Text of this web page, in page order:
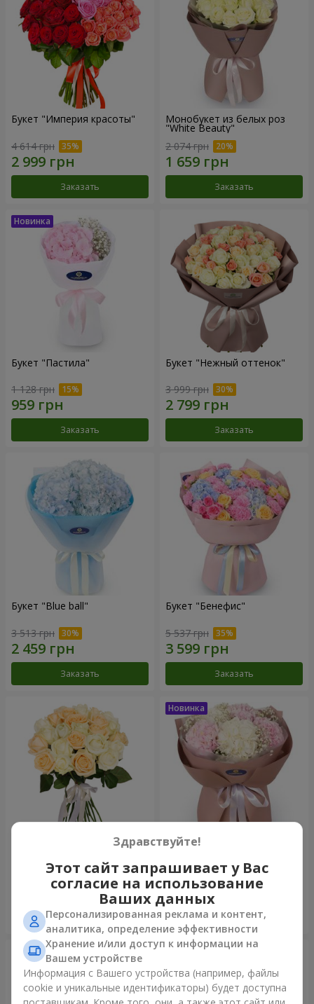
Букет "Империя красоты"
4 614 грн
Заказать
Монобукет из белых роз
"White Beauty"
2 074 грн
Заказать
Букет "Пастила"
1 128 грн
Заказать
Букет "Нежный оттенок"
3 999 грн
Заказать
Букет "Blue ball"
3 513 грн
Заказать
Букет "Бенефис"
5 537 грн
Заказать
Микс “Нежность” из 21 розы
1 732 грн
Заказать
Букет "Искренность"
3 332 грн
Заказать
Здравствуйте!
Этот сайт запрашивает у Вас
согласие на использование
Ваших данных
Персонализированная реклама и контент,
аналитика, определение эффективности
Хранение и/или доступ к информации на
Вашем устройстве
Информация с Вашего устройства (например, файлы
cookie и уникальные идентификаторы) будет доступна